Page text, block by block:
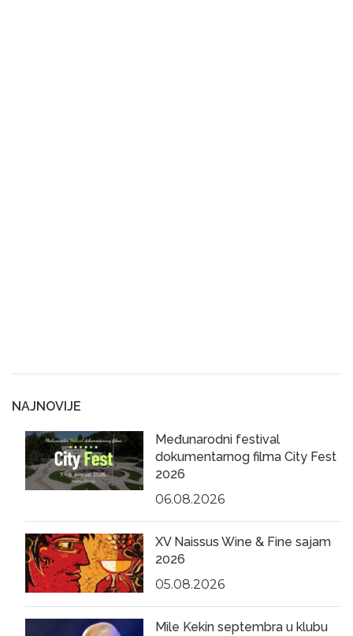
NAJNOVIJE
Međunarodni festival
dokumentarnog filma City Fest
2026
06.08.2026
XV Naissus Wine & Fine sajam
2026
05.08.2026
Mile Kekin septembra u klubu